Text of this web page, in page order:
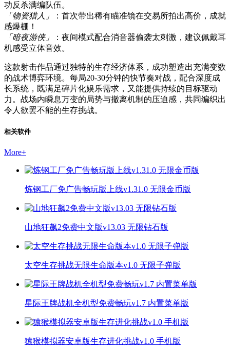
功反杀满编队伍。
「物资猎人」
：首次带出稀有瞄准镜在交易所拍出高价，成就
感爆棚！
「暗夜游侠」
：夜间模式配合消音器偷袭太刺激，建议佩戴耳
机感受立体音效。
这款射击作品通过独特的生存经济体系，成功塑造出充满变数
的战术博弈环境。每局20-30分钟的快节奏对战，配合深度成
长系统，既满足碎片化娱乐需求，又能提供持续的目标驱动
力。战场内瞬息万变的局势与撤离机制的压迫感，共同编织出
令人欲罢不能的生存挑战。
相关软件
More+
炼钢工厂免广告畅玩版上线v1.31.0 无限金币版
山地狂飙2免费中文版v13.03 无限钻石版
太空生存挑战无限生命版本v1.0 无限子弹版
星际王牌战机全机型免费畅玩v1.7 内置菜单版
猿猴模拟器安卓版生存进化挑战v1.0 手机版